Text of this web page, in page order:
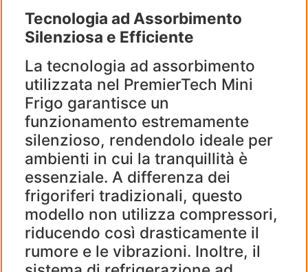
Tecnologia ad Assorbimento
Silenziosa e Efficiente
La tecnologia ad assorbimento
utilizzata nel PremierTech Mini
Frigo garantisce un
funzionamento estremamente
silenzioso, rendendolo ideale per
ambienti in cui la tranquillità è
essenziale. A differenza dei
frigoriferi tradizionali, questo
modello non utilizza compressori,
riducendo così drasticamente il
rumore e le vibrazioni. Inoltre, il